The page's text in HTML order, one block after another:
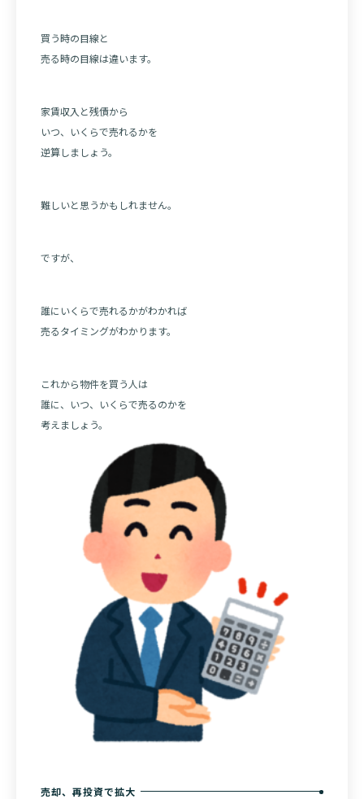
買う時の目線と
売る時の目線は違います。
家賃収入と残債から
いつ、いくらで売れるかを
逆算しましょう。
難しいと思うかもしれません。
ですが、
誰にいくらで売れるかがわかれば
売るタイミングがわかります。
これから物件を買う人は
誰に、いつ、いくらで売るのかを
考えましょう。
売却、再投資で拡大